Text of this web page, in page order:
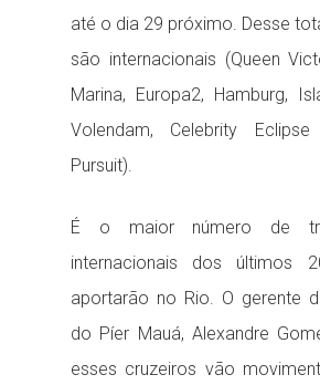
até o dia 29 próximo. Desse
são internacionais (Queen
Marina, Europa2, Hamburg,
Volendam, Celebrity
Pursuit).
É o maior número de
internacionais dos últimos
aportarão no Rio. O gerente
do Píer Mauá, Alexandre
esses cruzeiros vão